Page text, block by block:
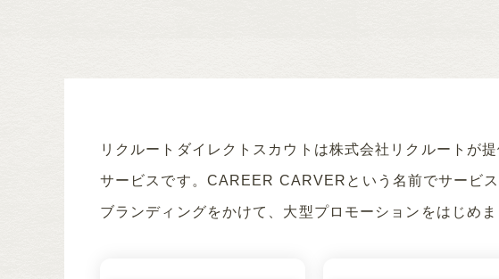
リクルートダイレクトスカウトは株式会社リクルートが
サービスです。CAREER CARVERという名前でサービ
ブランディングをかけて、大型プロモーションをはじめま